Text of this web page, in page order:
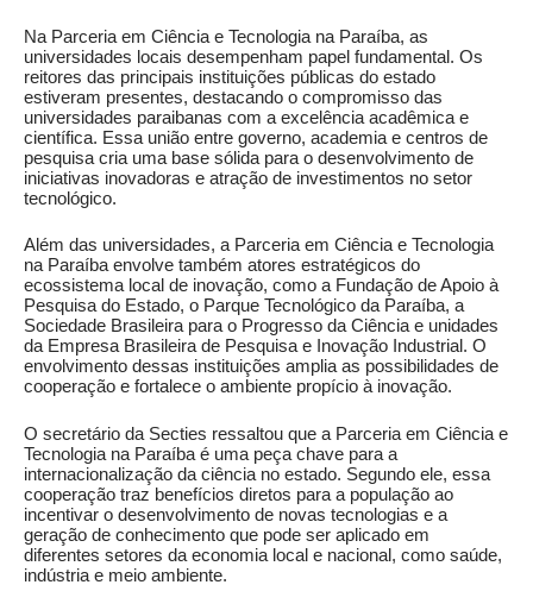
Na Parceria em Ciência e Tecnologia na Paraíba, as
universidades locais desempenham papel fundamental. Os
reitores das principais instituições públicas do estado
estiveram presentes, destacando o compromisso das
universidades paraibanas com a excelência acadêmica e
científica. Essa união entre governo, academia e centros de
pesquisa cria uma base sólida para o desenvolvimento de
iniciativas inovadoras e atração de investimentos no setor
tecnológico.
Além das universidades, a Parceria em Ciência e Tecnologia
na Paraíba envolve também atores estratégicos do
ecossistema local de inovação, como a Fundação de Apoio à
Pesquisa do Estado, o Parque Tecnológico da Paraíba, a
Sociedade Brasileira para o Progresso da Ciência e unidades
da Empresa Brasileira de Pesquisa e Inovação Industrial. O
envolvimento dessas instituições amplia as possibilidades de
cooperação e fortalece o ambiente propício à inovação.
O secretário da Secties ressaltou que a Parceria em Ciência e
Tecnologia na Paraíba é uma peça chave para a
internacionalização da ciência no estado. Segundo ele, essa
cooperação traz benefícios diretos para a população ao
incentivar o desenvolvimento de novas tecnologias e a
geração de conhecimento que pode ser aplicado em
diferentes setores da economia local e nacional, como saúde,
indústria e meio ambiente.